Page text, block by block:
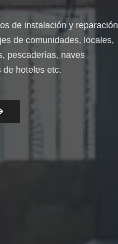
de instalación y reparación
de comunidades, locales,
pescaderías, naves
de hoteles etc.